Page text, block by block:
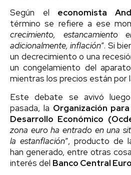
Según el economista
término se refiere a ese
crecimiento,
adicionalmente, inflación”. Si
un decrecimiento o una
un congelamiento del
mientras los precios están por
Este debate se avivó
pasada, la Organización
Desarrollo Económico
zona euro ha entrado en una
la estanflación”, producto de
han generado, entre otras
interés del Banco Central